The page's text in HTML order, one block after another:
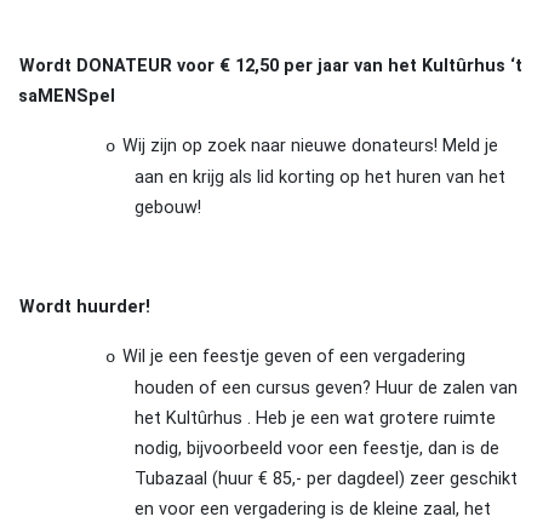
Wordt DONATEUR voor € 12,50 per jaar van het Kultûrhus ‘t
saMENSpel
o Wij zijn op zoek naar nieuwe donateurs! Meld je
aan en krijg als lid korting op het huren van het
gebouw!
Wordt huurder!
o Wil je een feestje geven of een vergadering
houden of een cursus geven? Huur de zalen van
het Kultûrhus . Heb je een wat grotere ruimte
nodig, bijvoorbeeld voor een feestje, dan is de
Tubazaal (huur € 85,- per dagdeel) zeer geschikt
en voor een vergadering is de kleine zaal, het